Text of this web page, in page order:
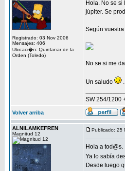
Registrado: 03 Nov 2006
Mensajes: 406
Ubicaci�n: Quintanar de la
Orden (Toledo)
Hola. No se
júpiter. Se
Según
No se si me
Un saludo
.
SW 254/1200
Volver arriba
ALNILAMKEFREN
Magnitud 12
Publicado: 25
Hola a tod@s.
Ya lo sabía
Desde luego